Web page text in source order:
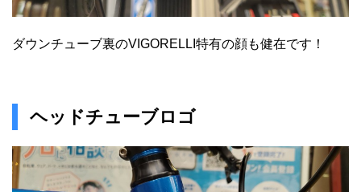
ダウンチューブ裏のVIGORELLI特有の顔も健在です！
ヘッドチューブロゴ